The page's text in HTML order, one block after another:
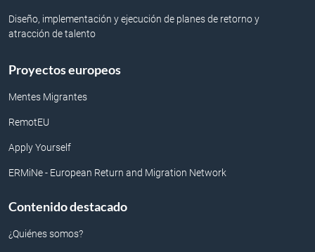
Diseño, implementación y ejecución de planes de retorno y
atracción de talento
Proyectos europeos
Mentes Migrantes
RemotEU
Apply Yourself
ERMiNe - European Return and Migration Network
Contenido destacado
¿Quiénes somos?